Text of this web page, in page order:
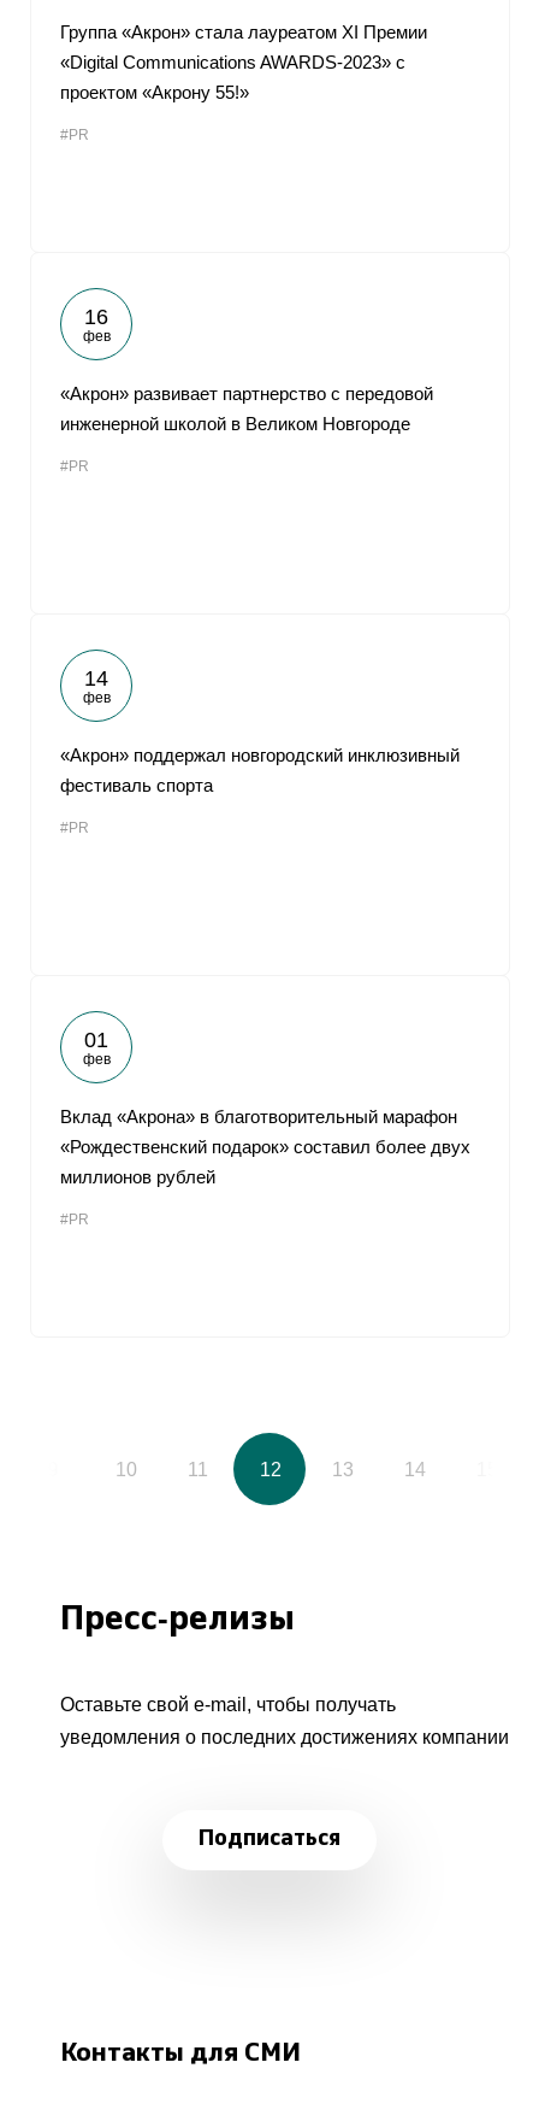
Группа «Акрон» стала лауреатом XI Премии
«Digital Communications AWARDS-2023» с
проектом «Акрону 55!»
#PR
16
фев
«Акрон» развивает партнерство с передовой
инженерной школой в Великом Новгороде
#PR
14
фев
«Акрон» поддержал новгородский инклюзивный
фестиваль спорта
#PR
01
фев
Вклад «Акрона» в благотворительный марафон
«Рождественский подарок» составил более двух
миллионов рублей
#PR
10 11 12 13 14
Пресс-релизы
Оставьте свой e-mail, чтобы получать
уведомления о последних достижениях компании
Подписаться
Контакты для СМИ